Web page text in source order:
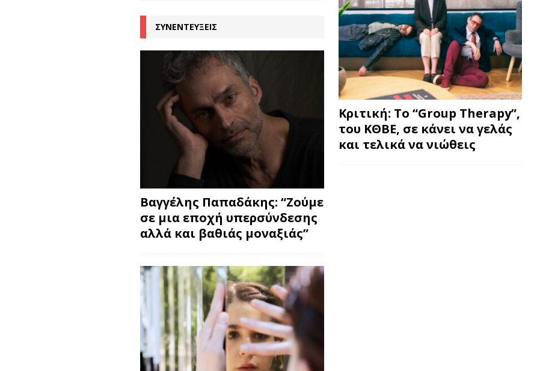
ΣΥΝΕΝΤΕΥΞΕΙΣ
Βαγγέλης Παπαδάκης: “Ζούμε
σε μια εποχή υπερσύνδεσης
αλλά και βαθιάς μοναξιάς”
Κριτική: Το “Group Therapy”,
του ΚΘΒΕ, σε κάνει να γελάς
και τελικά να νιώθεις